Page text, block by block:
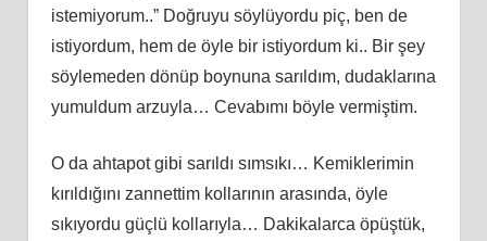
istemiyorum..” Doğruyu söylüyordu piç, ben de
istiyordum, hem de öyle bir istiyordum ki.. Bir şey
söylemeden dönüp boynuna sarıldım, dudaklarına
yumuldum arzuyla… Cevabımı böyle vermiştim.
O da ahtapot gibi sarıldı sımsıkı… Kemiklerimin
kırıldığını zannettim kollarının arasında, öyle
sıkıyordu güçlü kollarıyla… Dakikalarca öpüştük,